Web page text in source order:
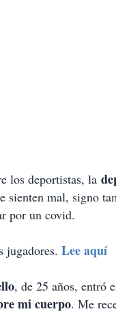
los deportistas, la
sienten mal, signo
por un covid.
jugadores. Lee aquí
, de 25 años, entró
mi cuerpo. Me